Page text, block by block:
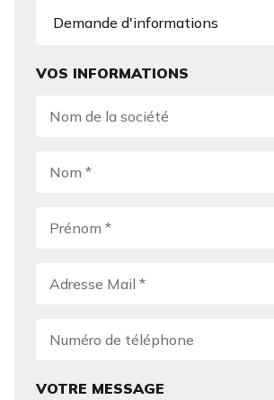
VOS INFORMATIONS
VOTRE MESSAGE